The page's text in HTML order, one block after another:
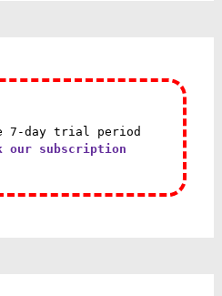
7-day trial period
our subscription